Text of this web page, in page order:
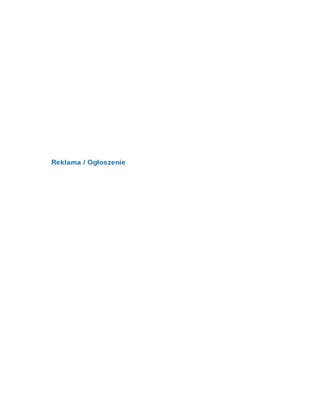
Reklama / Ogłoszenie